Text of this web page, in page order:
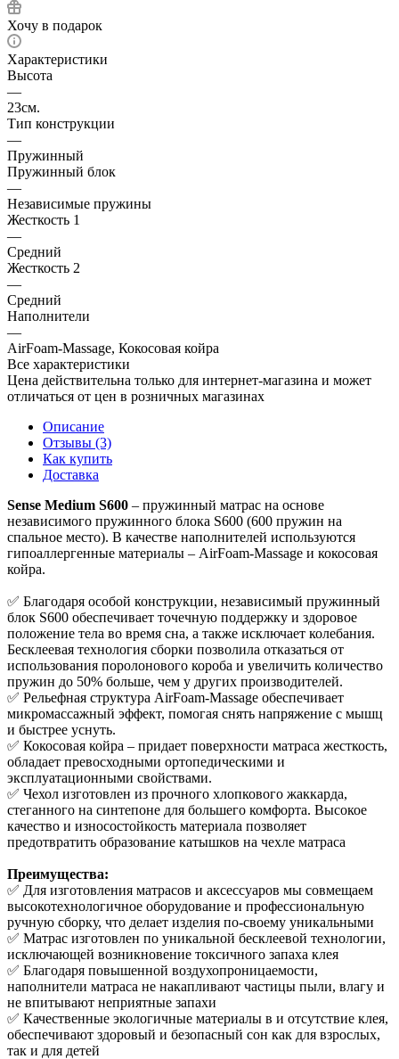
Хочу в подарок
Характеристики
Высота
—
23см.
Тип конструкции
—
Пружинный
Пружинный блок
—
Независимые пружины
Жесткость 1
—
Средний
Жесткость 2
—
Средний
Наполнители
—
AirFoam-Massage, Кокосовая койра
Все характеристики
Цена действительна только для интернет-магазина и может
отличаться от цен в розничных магазинах
Описание
Отзывы (3)
Как купить
Доставка
Sense Medium S600 – пружинный матрас на основе
независимого пружинного блока S600 (600 пружин на
спальное место). В качестве наполнителей используются
гипоаллергенные материалы – AirFoam-Massage и кокосовая
койра.
✅ Благодаря особой конструкции, независимый пружинный
блок S600 обеспечивает точечную поддержку и здоровое
положение тела во время сна, а также исключает колебания.
Бесклеевая технология сборки позволила отказаться от
использования поролонового короба и увеличить количество
пружин до 50% больше, чем у других производителей.
✅ Рельефная структура AirFoam-Massage обеспечивает
микромассажный эффект, помогая снять напряжение с мышц
и быстрее уснуть.
✅ Кокосовая койра – придает поверхности матраса жесткость,
обладает превосходными ортопедическими и
эксплуатационными свойствами.
✅ Чехол изготовлен из прочного хлопкового жаккарда,
стеганного на синтепоне для большего комфорта. Высокое
качество и износостойкость материала позволяет
предотвратить образование катышков на чехле матраса
Преимущества:
✅ Для изготовления матрасов и аксессуаров мы совмещаем
высокотехнологичное оборудование и профессиональную
ручную сборку, что делает изделия по-своему уникальными
✅ Матрас изготовлен по уникальной бесклеевой технологии,
исключающей возникновение токсичного запаха клея
✅ Благодаря повышенной воздухопроницаемости,
наполнители матраса не накапливают частицы пыли, влагу и
не впитывают неприятные запахи
✅ Качественные экологичные материалы в и отсутствие клея,
обеспечивают здоровый и безопасный сон как для взрослых,
так и для детей